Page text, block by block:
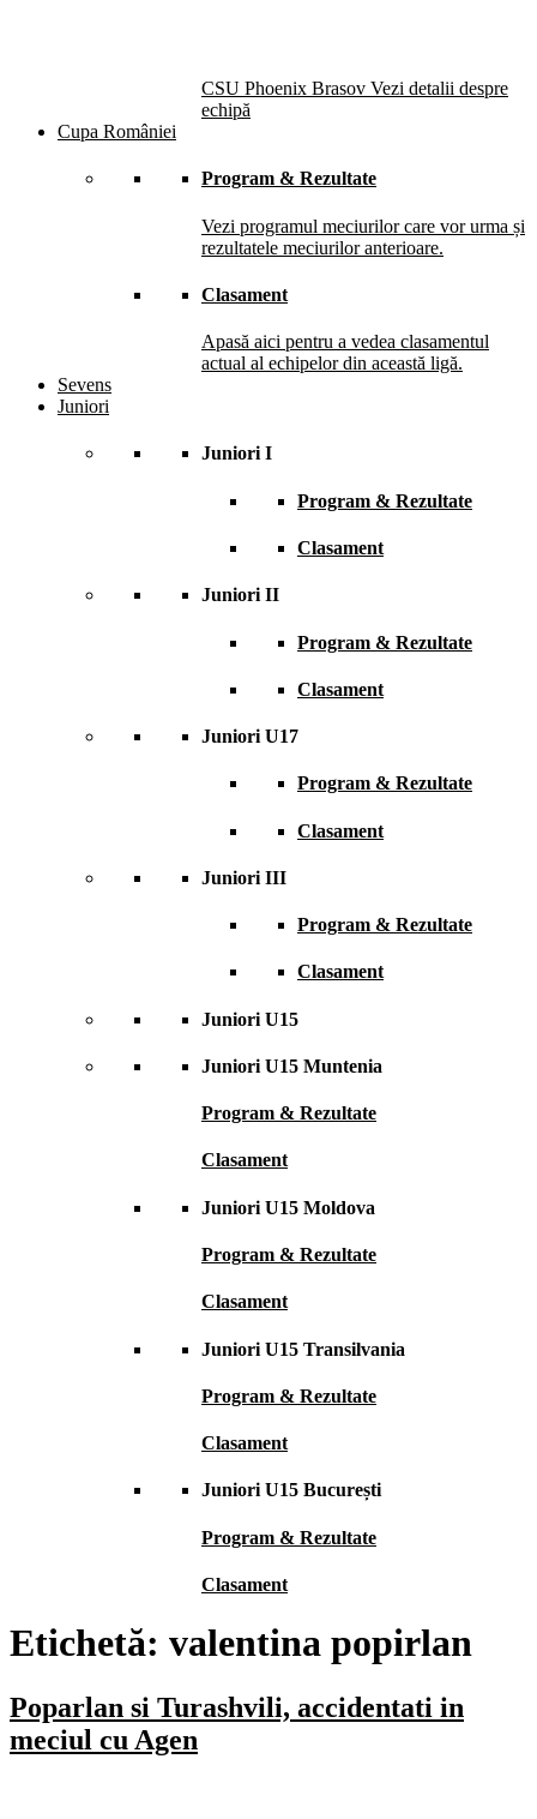
CSU Phoenix Brasov Vezi detalii despre
echipă
Cupa României
Program & Rezultate
Vezi programul meciurilor care vor urma și
rezultatele meciurilor anterioare.
Clasament
Apasă aici pentru a vedea clasamentul
actual al echipelor din această ligă.
Sevens
Juniori
Juniori I
Program & Rezultate
Clasament
Juniori II
Program & Rezultate
Clasament
Juniori U17
Program & Rezultate
Clasament
Juniori III
Program & Rezultate
Clasament
Juniori U15
Juniori U15 Muntenia
Program & Rezultate
Clasament
Juniori U15 Moldova
Program & Rezultate
Clasament
Juniori U15 Transilvania
Program & Rezultate
Clasament
Juniori U15 București
Program & Rezultate
Clasament
Etichetă: valentina popirlan
Poparlan si Turashvili, accidentati in
meciul cu Agen